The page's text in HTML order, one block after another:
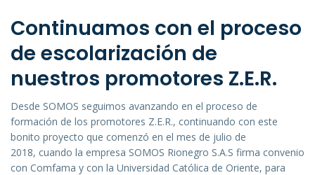
Continuamos con el proceso
de escolarización de
nuestros promotores Z.E.R.
Desde SOMOS seguimos avanzando en el proceso de
formación de los promotores Z.E.R., continuando con este
bonito proyecto que comenzó en el mes de julio de
2018, cuando la empresa SOMOS Rionegro S.A.S firma convenio
con Comfama y con la Universidad Católica de Oriente, para